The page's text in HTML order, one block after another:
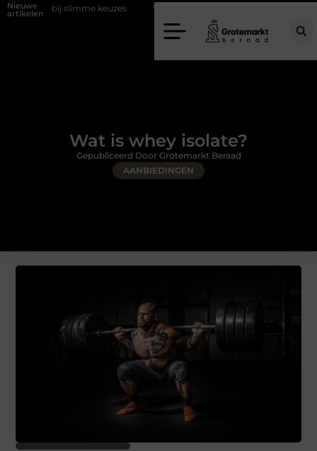
Nieuwe
artikelen
keuzes Waarom kiezen voor een rijschool in Utrecht?
Wat is whey isolate?
AANBIEDINGEN
Gepubliceerd Door Grotemarkt Beraad